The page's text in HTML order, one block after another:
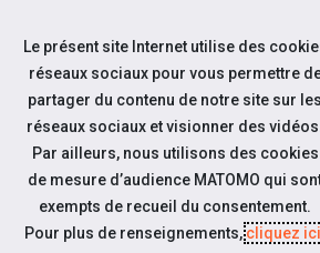
Aller au contenu
Notre actualité
2ᵉ SAISON DU MICRO
Le présent site Internet utilise des
réseaux sociaux pour vous permettre
partager du contenu de notre site sur les
réseaux sociaux et visionner des
Par ailleurs, nous utilisons des cookies
de mesure d’audience MATOMO qui
exempts de recueil du consentement.
Pour plus de renseignements,cliquez ici